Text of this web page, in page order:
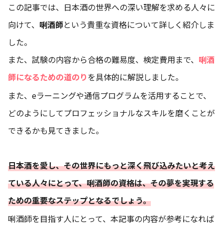
この記事では、日本酒の世界への深い理解を求める人々に
向けて、 唎酒師という貴重な資格について詳しく紹介しま
した。
また、試験の内容から合格の難易度、検定費用まで、 唎酒
師になるための道のりを具体的に解説しました。
また、eラーニングや通信プログラムを活用することで、
どのようにしてプロフェッショナルなスキルを磨くことが
できるかも見てきました。
日本酒を愛し、その世界にもっと深く飛び込みたいと考え
ている人々にとって、唎酒師の資格は、その夢を実現する
ための重要なステップとなるでしょう。
唎酒師を目指す人にとって、本記事の内容が参考になれば